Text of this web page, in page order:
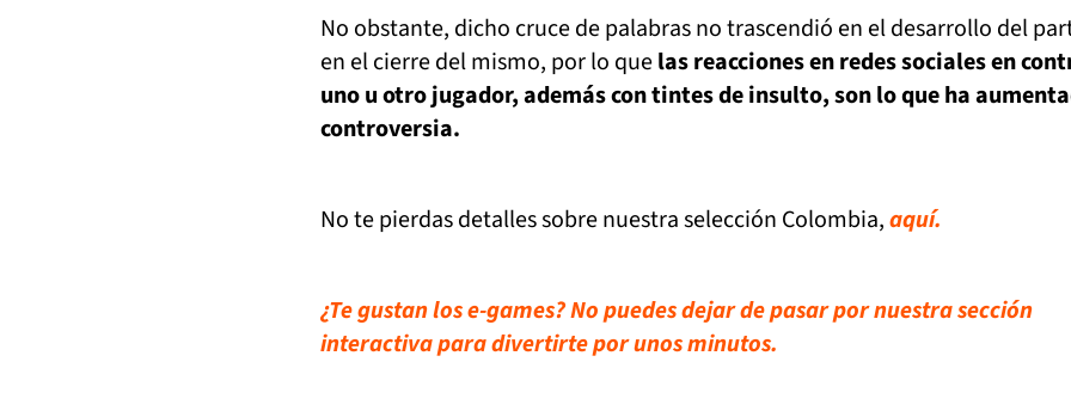
No obstante, dicho cruce de palabras no trascendió en el desarrollo del
en el cierre del mismo, por lo quelas reacciones en redes sociales en
uno u otro jugador, además con tintes de insulto, son lo que ha
controversia.
No te pierdas detalles sobre nuestra selección Colombia,aquí.
¿Te gustan los e-games? No puedes dejar de pasar por nuestra sección
interactiva para divertirte por unos minutos.